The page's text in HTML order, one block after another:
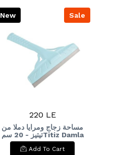
Sale
New
220 LE
مساحة زجاج ومرايا دملا من
تيتيز - 20 سمTitiz Damla
Glass and Mirror
Squeegee - 20 cm
Add To Cart